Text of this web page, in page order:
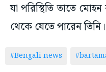
যা পরিস্থিতি তাতে
থেকে যেতে পারেন তিনি।
#Bengali news